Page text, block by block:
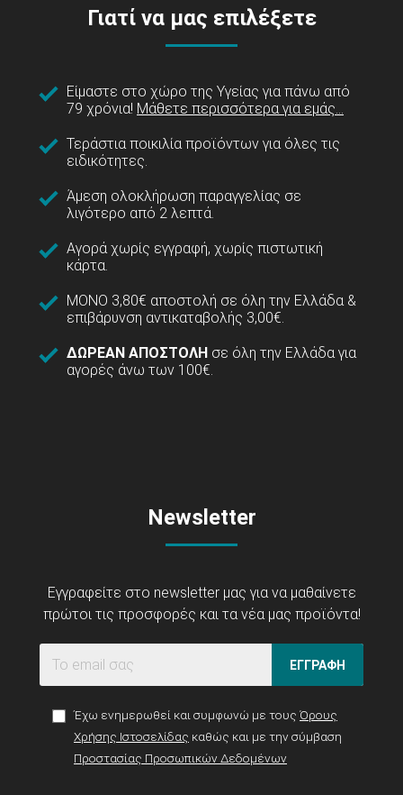
Γιατί να μας επιλέξετε
Είμαστε στο χώρο της Υγείας για πάνω από
79 χρόνια! Μάθετε περισσότερα για εμάς...
Τεράστια ποικιλία προϊόντων για όλες τις
ειδικότητες.
Άμεση ολοκλήρωση παραγγελίας σε
λιγότερο από 2 λεπτά.
Αγορά χωρίς εγγραφή, χωρίς πιστωτική
κάρτα.
ΜΟΝΟ 3,80€ αποστολή σε όλη την Ελλάδα &
επιβάρυνση αντικαταβολής 3,00€.
ΔΩΡΕΑΝ ΑΠΟΣΤΟΛΗ σε όλη την Ελλάδα για
αγορές άνω των 100€.
Newsletter
Εγγραφείτε στο newsletter μας για να μαθαίνετε
πρώτοι τις προσφορές και τα νέα μας προϊόντα!
ΕΓΓΡΑΦΗ
Έχω ενημερωθεί και συμφωνώ με τους Όρους
Χρήσης Ιστοσελίδας καθώς και με την σύμβαση
Προστασίας Προσωπικών Δεδομένων